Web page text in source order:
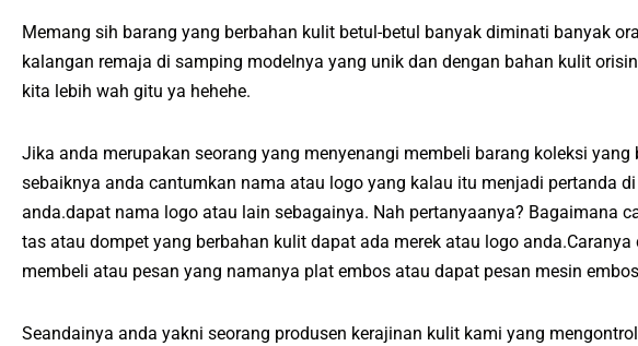
Memang sih barang yang berbahan kulit betul-betul banyak diminati banyak
kalangan remaja di samping modelnya yang unik dan dengan bahan kulit
kita lebih wah gitu ya hehehe.
Jika anda merupakan seorang yang menyenangi membeli barang koleksi yang
sebaiknya anda cantumkan nama atau logo yang kalau itu menjadi pertanda
anda.dapat nama logo atau lain sebagainya. Nah pertanyaanya? Bagaimana
tas atau dompet yang berbahan kulit dapat ada merek atau logo
membeli atau pesan yang namanya plat embos atau dapat pesan mesin
Seandainya anda yakni seorang produsen kerajinan kulit kami yang